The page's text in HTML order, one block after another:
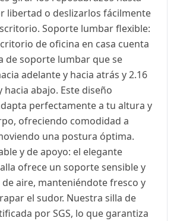
libertad o deslizarlos fácilmente
Soporte lumbar flexible:
de oficina en casa cuenta
de soporte lumbar que se
adelante y hacia atrás y 2.16
hacia abajo. Este diseño
perfectamente a tu altura y
ofreciendo comodidad a
una postura óptima.
y de apoyo: el elegante
ofrece un soporte sensible y
aire, manteniéndote fresco y
el sudor. Nuestra silla de
por SGS, lo que garantiza